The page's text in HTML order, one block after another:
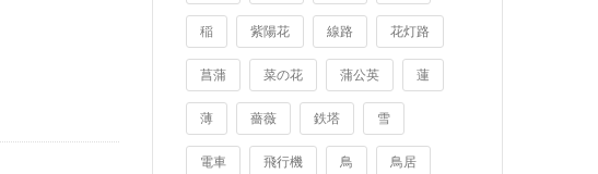
稲 紫陽花 線路 花灯路
菖蒲 菜の花 蒲公英 蓮
薄 薔薇 鉄塔 雪
電車 飛行機 鳥 鳥居